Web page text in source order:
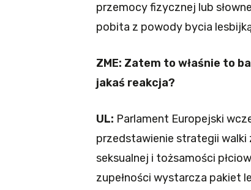
przemocy fizycznej lub
pobita z powody bycia
ZME: Zatem to właśnie to
jakaś reakcja?
UL: Parlament Europejski
przedstawienie strategii
seksualnej i tożsamości
zupełności wystarcza pakiet